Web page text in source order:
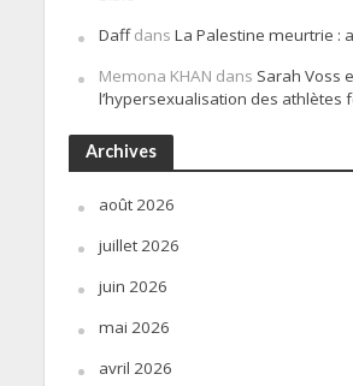
Daffdans La Palestine meurtrie :
Memona KHAN dans Sarah Voss
l’hypersexualisation des athlètes
Archives
août 2026
juillet 2026
juin 2026
mai 2026
avril 2026